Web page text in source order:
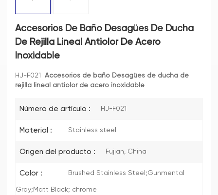
Accesorios De Baño Desagües De Ducha
De Rejilla Lineal Antiolor De Acero
Inoxidable
HJ-F021
Accesorios de baño Desagües de ducha de
rejilla lineal antiolor de acero inoxidable
Número de artículo : HJ-F021
Material : Stainless steel
Origen del producto : Fujian, China
Color : Brushed Stainless Steel;Gunmental
Gray;Matt Black; chrome